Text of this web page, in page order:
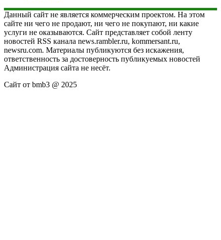
Данный сайт не является коммерческим проектом. На этом
сайте ни чего не продают, ни чего не покупают, ни какие
услуги не оказываются. Сайт представляет собой ленту
новостей RSS канала news.rambler.ru, kommersant.ru,
newsru.com. Материалы публикуются без искажения,
ответственность за достоверность публикуемых новостей
Администрация сайта не несёт.
Сайт от bmb3 @ 2025